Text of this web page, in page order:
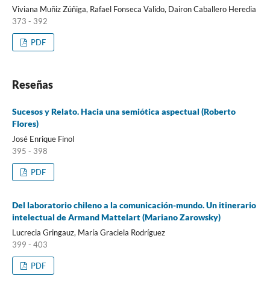
Viviana Muñiz Zúñiga, Rafael Fonseca Valido, Dairon Caballero Heredia
373 - 392
PDF
Reseñas
Sucesos y Relato. Hacia una semiótica aspectual (Roberto
Flores)
José Enrique Finol
395 - 398
PDF
Del laboratorio chileno a la comunicación-mundo. Un itinerario
intelectual de Armand Mattelart (Mariano Zarowsky)
Lucrecia Gringauz, María Graciela Rodríguez
399 - 403
PDF